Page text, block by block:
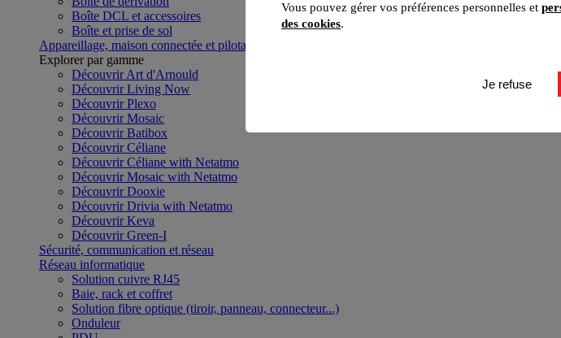
Boîte DCL et accessoires
Boîte et prise de sol
Appareillage, maison connectée et pilotage du bâtiment
Explorer par gamme
Découvrir Art d'Arnould
Découvrir Living Now
Découvrir Plexo
Découvrir Mosaic
Découvrir Batibox
Découvrir Céliane
Découvrir Céliane with Netatmo
Découvrir Mosaic with Netatmo
Découvrir Dooxie
Découvrir Drivia with Netatmo
Découvrir Keva
Découvrir Green-I
Sécurité, communication et réseau
Réseau informatique
Solution cuivre RJ45
Baie, rack et coffret
Solution fibre optique (tiroir, panneau, connecteur...)
Onduleur
Vous pouvez gérer vos préférences personnelles et
des cookies.
Je refuse